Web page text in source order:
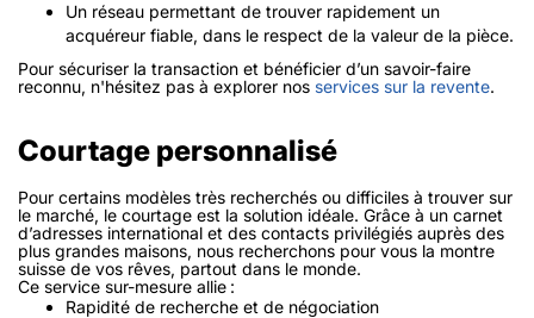
Un réseau permettant de trouver rapidement un
acquéreur fiable, dans le respect de la valeur de la pièce.
Pour sécuriser la transaction et bénéficier d’un savoir-faire
reconnu, n'hésitez pas à explorer nos services sur la revente.
Courtage personnalisé
Pour certains modèles très recherchés ou difficiles à trouver sur
le marché, le courtage est la solution idéale. Grâce à un carnet
d’adresses international et des contacts privilégiés auprès des
plus grandes maisons, nous recherchons pour vous la montre
suisse de vos rêves, partout dans le monde.
Ce service sur-mesure allie :
Rapidité de recherche et de négociation